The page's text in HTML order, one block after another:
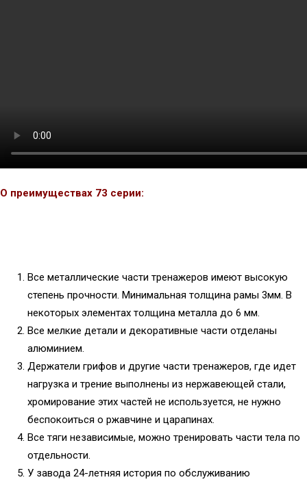
О преимуществах 73 серии:
Все металлические части тренажеров имеют высокую
степень прочности. Минимальная толщина рамы 3мм. В
некоторых элементах толщина металла до 6 мм.
Все мелкие детали и декоративные части отделаны
алюминием.
Держатели грифов и другие части тренажеров, где идет
нагрузка и трение выполнены из нержавеющей стали,
хромирование этих частей не используется, не нужно
беспокоиться о ржавчине и царапинах.
Все тяги независимые, можно тренировать части тела по
отдельности.
У завода 24-летняя история по обслуживанию